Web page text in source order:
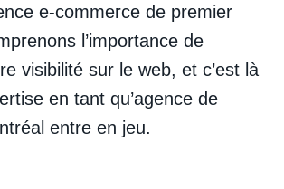
e-commerce de premier
l’importance de
visibilité sur le web, et c’est là
en tant qu’agence de
entre en jeu.